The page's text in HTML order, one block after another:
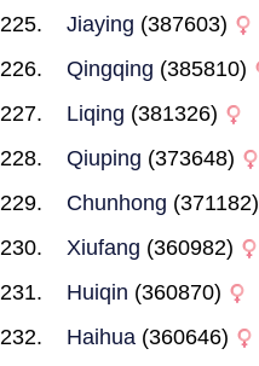
Jiaying (387603)
Qingqing (385810)
Liqing (381326)
Qiuping (373648)
Chunhong (371182)
Xiufang (360982)
Huiqin (360870)
Haihua (360646)